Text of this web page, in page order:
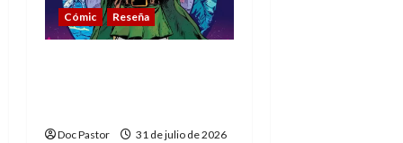
Cómic Reseña
Doc Pastor
31 de julio de 2026